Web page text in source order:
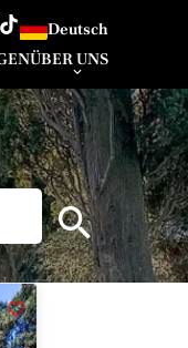
Deutsch
ÜBER UNS